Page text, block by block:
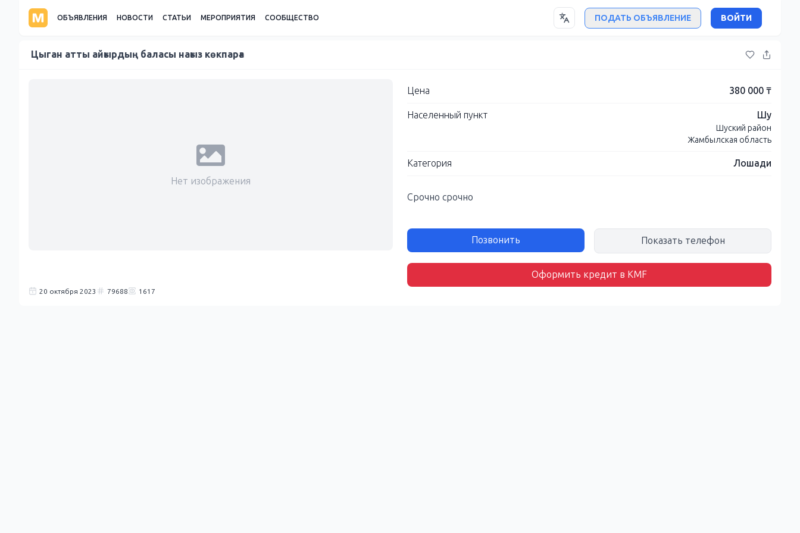
ОБЪЯВЛЕНИЯ НОВОСТИ СТАТЬИ МЕРОПРИЯТИЯ СООБЩЕСТВО ПОДАТЬ ОБЪЯВЛЕНИЕ ВОЙТИ
Цыган атты айғырдың баласы нағыз көкпарға
Нет изображения
Цена 380 000 ₸
Населенный пункт Шу
Шуский район
Жамбылская область
Категория Лошади
Срочно срочно
Позвонить Показать телефон
Оформить кредит в KMF
20 октября 2023 79688 1617